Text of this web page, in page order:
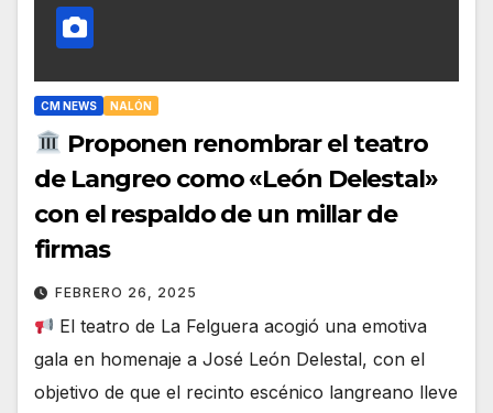
CM NEWS NALÓN
Proponen renombrar el teatro
de Langreo como «León Delestal»
con el respaldo de un millar de
firmas
FEBRERO 26, 2025
El teatro de La Felguera acogió una emotiva
gala en homenaje a José León Delestal, con el
objetivo de que el recinto escénico langreano lleve